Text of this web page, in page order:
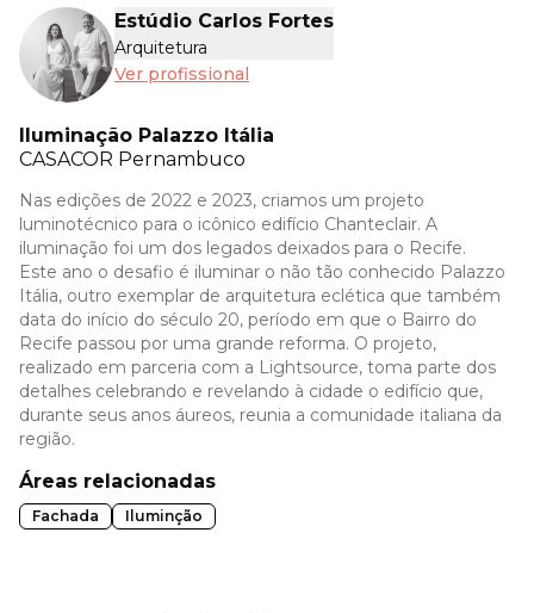
Estúdio Carlos Fortes
Arquitetura
Ver profissional
Iluminação Palazzo Itália
CASACOR Pernambuco
Nas edições de 2022 e 2023, criamos um projeto
luminotécnico para o icônico edifício Chanteclair. A
iluminação foi um dos legados deixados para o Recife.
Este ano o desafio é iluminar o não tão conhecido Palazzo
Itália, outro exemplar de arquitetura eclética que também
data do início do século 20, período em que o Bairro do
Recife passou por uma grande reforma. O projeto,
realizado em parceria com a Lightsource, toma parte dos
detalhes celebrando e revelando à cidade o edifício que,
durante seus anos áureos, reunia a comunidade italiana da
região.
Áreas relacionadas
Fachada Iluminção